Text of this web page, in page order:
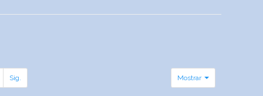
Sig. Mostrar